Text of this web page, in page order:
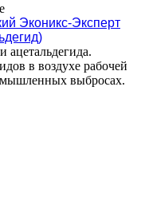
Эконикс-Эксперт
ацетальдегида.
в воздухе рабочей
выбросах.